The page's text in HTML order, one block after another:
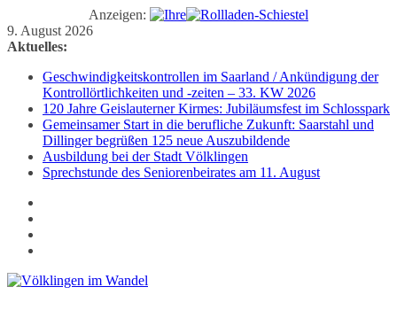
Anzeigen:
Zum
Inhalt
9. August 2026
Aktuelles:
Geschwindigkeitskontrollen im Saarland / Ankündigung der
Kontrollörtlichkeiten und -zeiten – 33. KW 2026
120 Jahre Geislauterner Kirmes: Jubiläumsfest im Schlosspark
Gemeinsamer Start in die berufliche Zukunft: Saarstahl und
Dillinger begrüßen 125 neue Auszubildende
Ausbildung bei der Stadt Völklingen
Sprechstunde des Seniorenbeirates am 11. August